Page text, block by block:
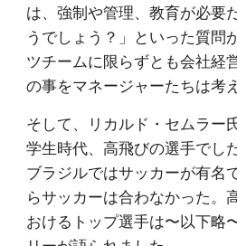
は、強制や管理、教育が必要
うでしょう？」といった質問
ツチームに限らずとも会社経
の事をマネージャーたちは考
そして、リカルド・セムラー
学生時代、高飛びの選手でし
ブラジルではサッカーが有名
らサッカーは合わなかった。
おけるトップ選手は〜以下略